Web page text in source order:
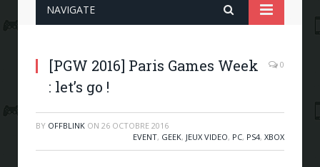
NAVIGATE
[PGW 2016] Paris Games Week
: let’s go !
0
BY OFFBLINK ON 26 OCTOBRE 2016
EVENT, GEEK, JEUX VIDEO, PC, PS4, XBOX